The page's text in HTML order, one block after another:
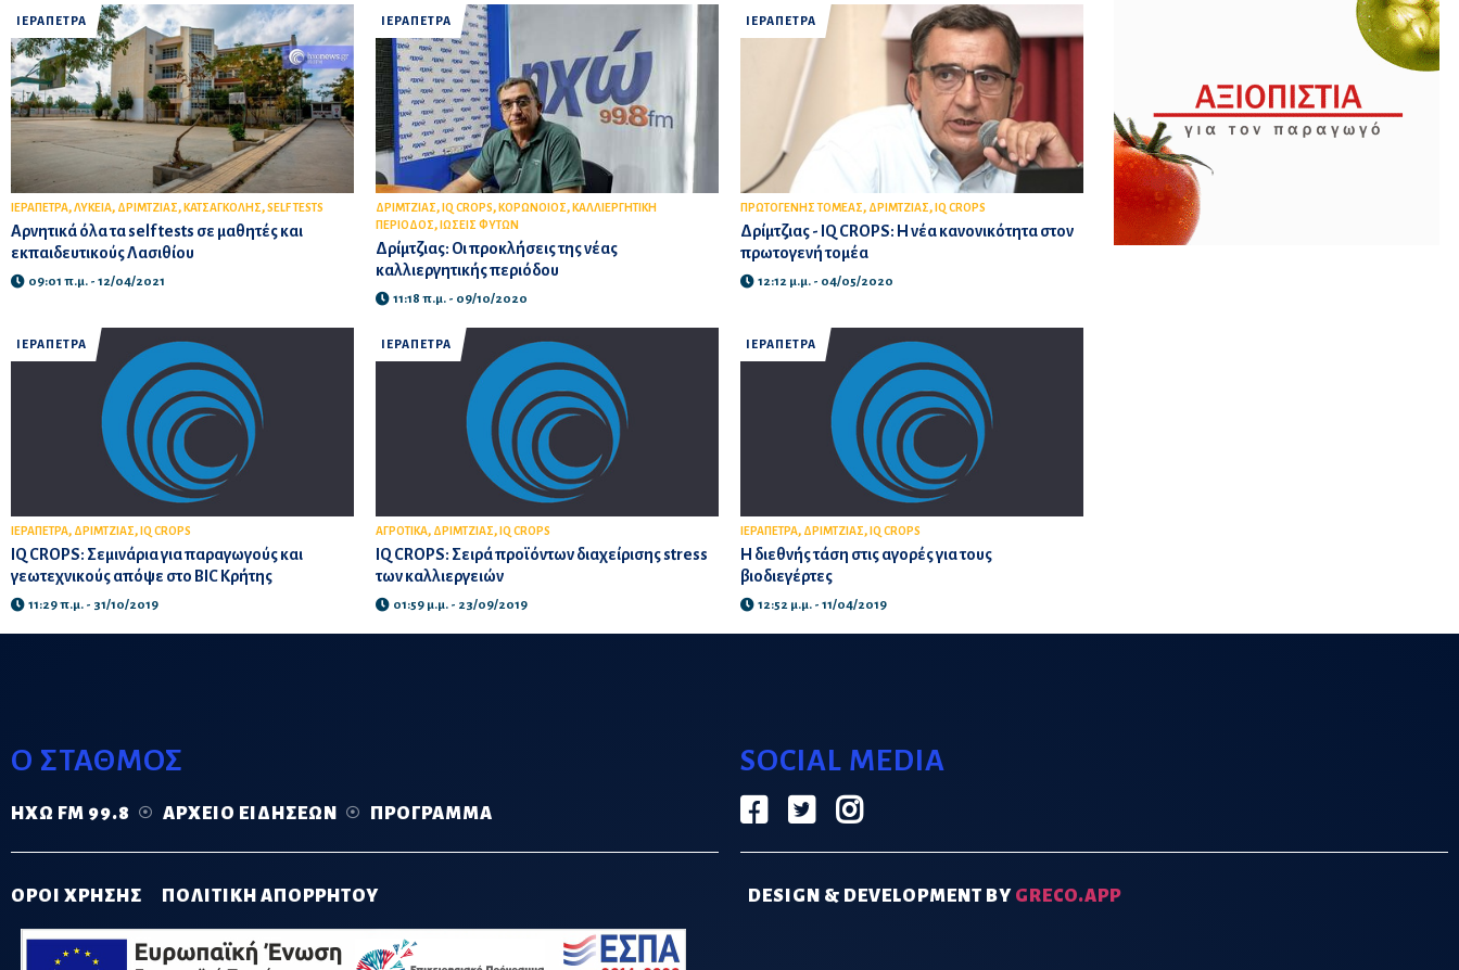
ΙΕΡΑΠΕΤΡΑ
ΙΕΡΑΠΕΤΡΑ,ΛΥΚΕΙΑ, ΔΡΙΜΤΖΙΑΣ, ΚΑΤΣΑΓΚΟΛΗΣ,SELF TESTS
Αρνητικά όλα τα self tests σε μαθητές και
εκπαιδευτικούς Λασιθίου
09:01 π.μ. - 12/04/2021
ΙΕΡΑΠΕΤΡΑ
ΔΡΙΜΤΖΙΑΣ, IQ CROPS, ΚΟΡΩΝΟΙΟΣ, ΚΑΛΛΙΕΡΓΗΤΙΚΗ
ΠΕΡΙΟΔΟΣ, ΙΩΣΕΙΣ ΦΥΤΩΝ
Δρίμτζιας: Οι προκλήσεις της νέας
καλλιεργητικής περιόδου
11:18 π.μ. - 09/10/2020
ΙΕΡΑΠΕΤΡΑ
ΠΡΩΤΟΓΕΝΗΣ ΤΟΜΕΑΣ, ΔΡΙΜΤΖΙΑΣ, IQ CROPS
Δρίμτζιας - IQ CROPS: Η νέα κανονικότητα στον
πρωτογενή τομέα
12:12 μ.μ. - 04/05/2020
ΙΕΡΑΠΕΤΡΑ
ΙΕΡΑΠΕΤΡΑ, ΔΡΙΜΤΖΙΑΣ, IQ CROPS
IQ CROPS: Σεμινάρια για παραγωγούς και
γεωτεχνικούς απόψε στο BIC Κρήτης
11:29 π.μ. - 31/10/2019
ΙΕΡΑΠΕΤΡΑ
ΑΓΡΟΤΙΚΑ, ΔΡΙΜΤΖΙΑΣ, IQ CROPS
IQ CROPS: Σειρά προϊόντων διαχείρισης stress
των καλλιεργειών
01:59 μ.μ. - 23/09/2019
ΙΕΡΑΠΕΤΡΑ
ΙΕΡΑΠΕΤΡΑ, ΔΡΙΜΤΖΙΑΣ, IQ CROPS
Η διεθνής τάση στις αγορές για τους
βιοδιεγέρτες
12:52 μ.μ. - 11/04/2019
Ο ΣΤΑΘΜΟΣ
ΗΧΏ FM 99.8 ΑΡΧΕΊΟ ΕΙΔΉΣΕΩΝ ΠΡΌΓΡΑΜΜΑ
SOCIAL MEDIA
ΟΡΟΙ ΧΡΗΣΗΣ ΠΟΛΙΤΙΚΗ ΑΠΟΡΡΗΤΟΥ DESIGN & DEVELOPMENT BY GRECO.APP